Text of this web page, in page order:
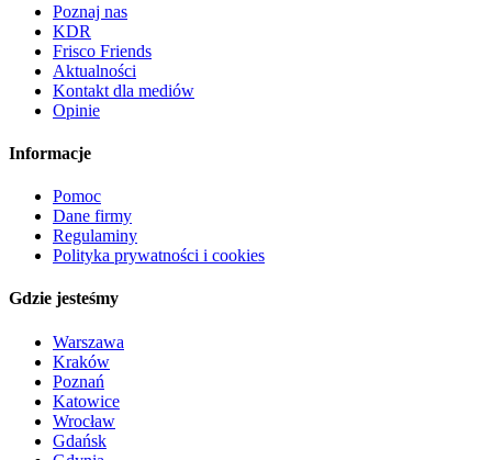
Poznaj nas
KDR
Frisco Friends
Aktualności
Kontakt dla mediów
Opinie
Informacje
Pomoc
Dane firmy
Regulaminy
Polityka prywatności i cookies
Gdzie jesteśmy
Warszawa
Kraków
Poznań
Katowice
Wrocław
Gdańsk